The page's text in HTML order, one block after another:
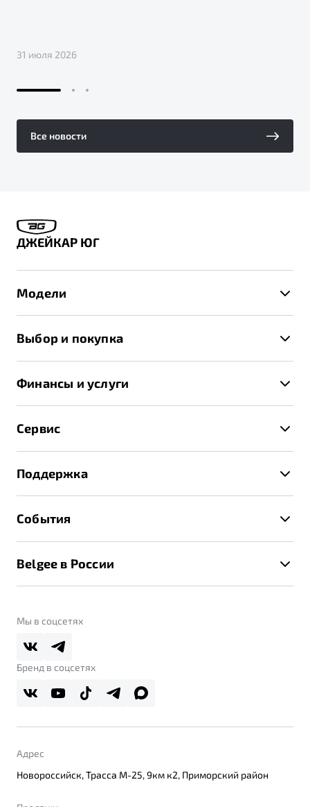
31 июля 2026
Все новости
ДЖЕЙКАР ЮГ
Модели
X70
Выбор и покупка
Спецпредложения и Акции
Записаться на тест-драйв
Получить предложение
Финансы и услуги
Трейд-ин
Страхование
Расчет КАСКО
Сервис
Руководство по эксплуатации
Техническое обслуживание
Калькулятор ТО
Поддержка
Помощь на дорогах
Belgee Линк
Belgee Плюс
Реферальная программа
События
Контакты
Belgee в России
О дилерском центре
Правовая информация
Мы в соцсетях
Бренд в соцсетях
Адрес
Новороссийск, Трасса М-25, 9км к2, Приморский район